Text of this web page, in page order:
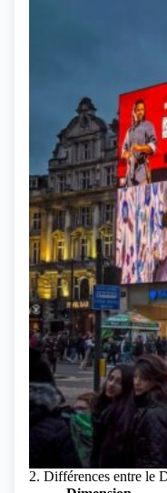
2. Différences entre le